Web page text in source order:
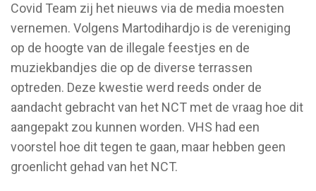
Covid Team zij het nieuws via de media moesten
vernemen. Volgens Martodihardjo is de vereniging
op de hoogte van de illegale feestjes en de
muziekbandjes die op de diverse terrassen
optreden. Deze kwestie werd reeds onder de
aandacht gebracht van het NCT met de vraag hoe dit
aangepakt zou kunnen worden. VHS had een
voorstel hoe dit tegen te gaan, maar hebben geen
groenlicht gehad van het NCT.